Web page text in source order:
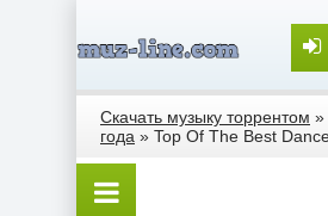
Скачать музыку торрентом »
года » Top Of The Best